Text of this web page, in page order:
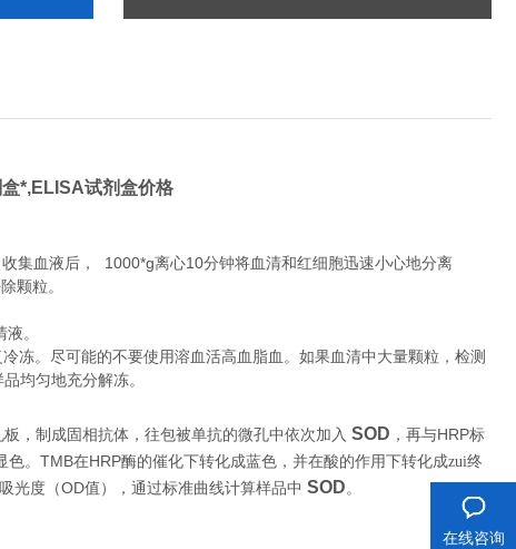
*,ELISA试剂盒价格
血液后， 1000*g离心10分钟将血清和红细胞迅速小心地分离
颗粒。
。
尽可能的不要使用溶血活高血脂血。如果血清中大量颗粒，检测
均匀地充分解冻。
，制成固相抗体，往包被单抗的微孔中依次加入 SOD ，再与HRP标
色。 TMB在HRP酶的催化下转化成蓝色，并在酸的作用下转化成zui终
光度（OD值），通过标准曲线计算样品中 SOD。
在线咨询